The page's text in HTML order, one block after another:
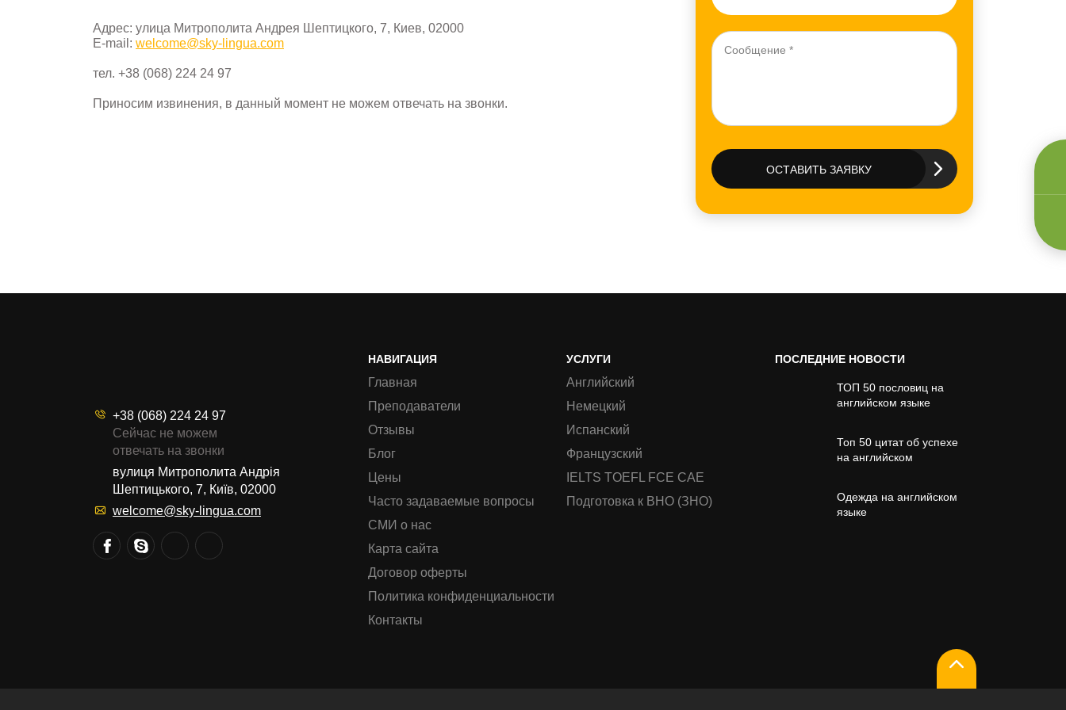
Адрес: улица Митрополита Андрея Шептицкого, 7, Киев, 02000
E-mail: welcome@sky-lingua.com
тел. +38 (068) 224 24 97
Приносим извинения, в данный момент не можем отвечать на звонки.
ОСТАВИТЬ ЗАЯВКУ
+38 (068) 224 24 97
Сейчас не можем
отвечать на звонки
вулиця Митрополита Андрія
Шептицького, 7, Київ, 02000
welcome@sky-lingua.com
НАВИГАЦИЯ
Главная
Преподаватели
Отзывы
Блог
Цены
Часто задаваемые вопросы
СМИ о нас
Карта сайта
Договор оферты
Политика конфиденциальности
Контакты
УСЛУГИ
Английский
Немецкий
Испанский
Французский
IELTS TOEFL FCE CAE
Подготовка к ВНО (ЗНО)
ПОСЛЕДНИЕ НОВОСТИ
ТОП 50 пословиц на
английском языке
Топ 50 цитат об успехе
на английском
Одежда на английском
языке